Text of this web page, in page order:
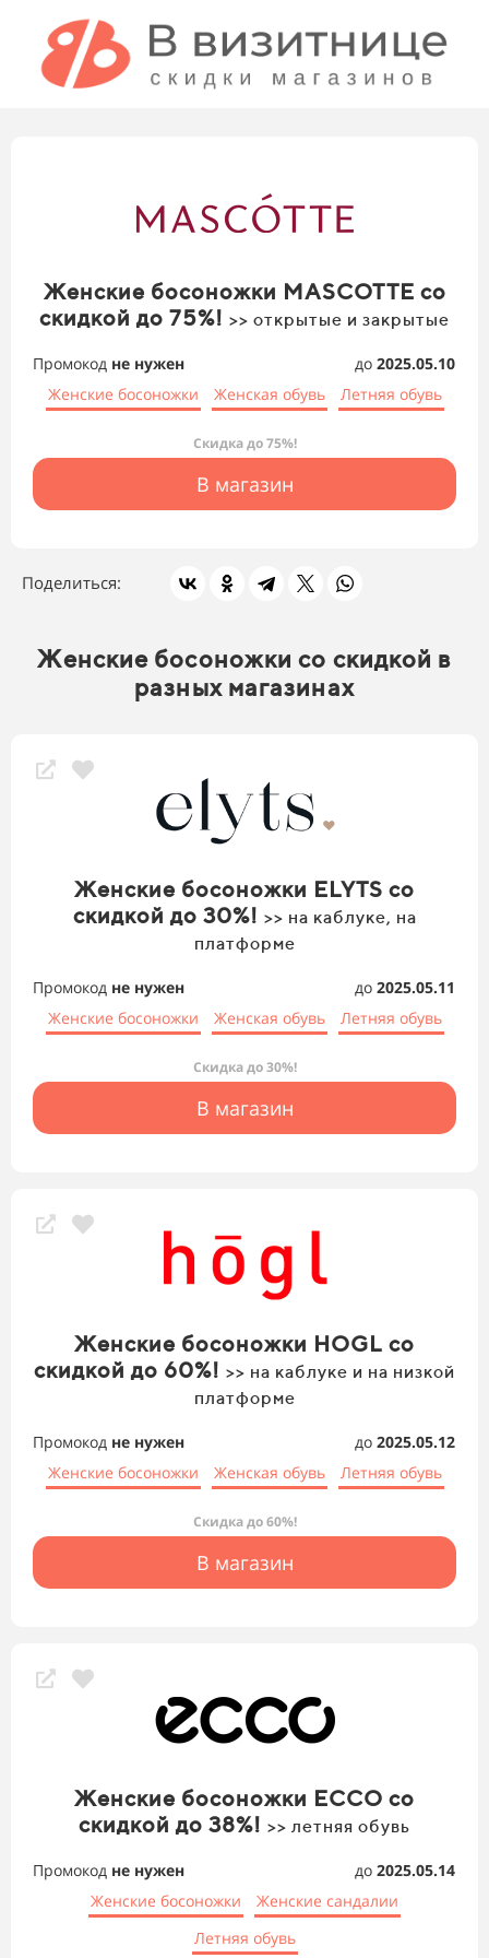
Женские босоножки MASCOTTE со
скидкой до 75%! >> открытые и закрытые
Промокод не нужен до 2025.05.10
Женские босоножки
Женская обувь Летняя обувь
Скидка до 75%!
В магазин
Поделиться:
Женские босоножки со скидкой в
разных магазинах
Женские босоножки ELYTS со
скидкой до 30%! >> на каблуке, на
платформе
Промокод не нужен до 2025.05.11
Женские босоножки
Женская обувь Летняя обувь
Скидка до 30%!
В магазин
Женские босоножки HOGL со
скидкой до 60%! >> на каблуке и на низкой
платформе
Промокод не нужен до 2025.05.12
Женские босоножки
Женская обувь Летняя обувь
Скидка до 60%!
В магазин
Женские босоножки ECCO со
скидкой до 38%! >> летняя обувь
Промокод не нужен до 2025.05.14
Женские босоножки
Женские сандалии
Летняя обувь